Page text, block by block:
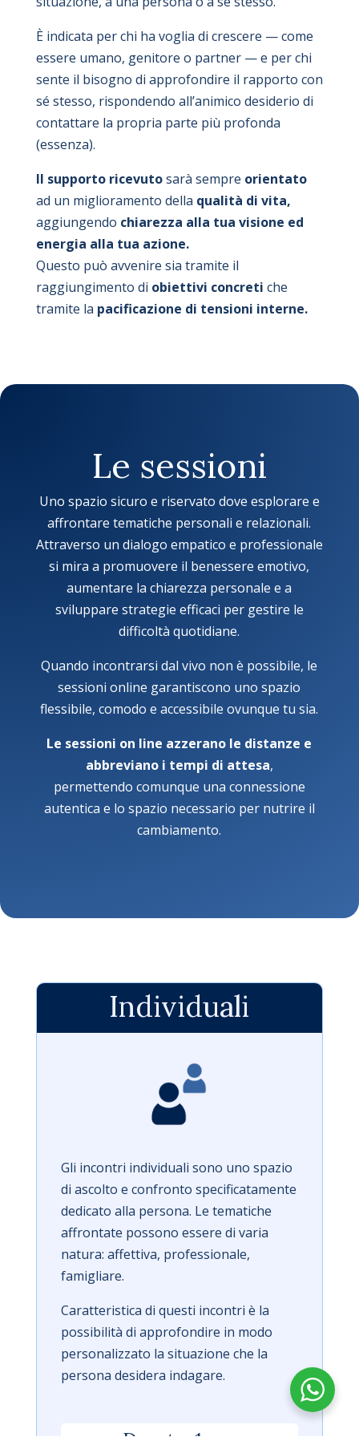
È indicata per chi ha voglia di crescere — come
essere umano, genitore o partner — e per chi
sente il bisogno di approfondire il rapporto con
sé stesso, rispondendo all’animico desiderio di
contattare la propria parte più profonda
(essenza).
Il supporto ricevutosarà sempre orientato
ad un miglioramento della qualità di vita,
aggiungendo chiarezza alla tua visione ed
energia alla tua azione.
Questo può avvenire sia tramite il
raggiungimento di obiettivi concreti che
tramite la pacificazione di tensioni interne.
Le sessioni
Uno spazio sicuro e riservato dove esplorare e
affrontare tematiche personali e relazionali.
Attraverso un dialogo empatico e professionale
si mira a promuovere il benessere emotivo,
aumentare la chiarezza personale e a
sviluppare strategie efficaci per gestire le
difficoltà quotidiane.
Quando incontrarsi dal vivo non è possibile, le
sessioni online garantiscono uno spazio
flessibile, comodo e accessibile ovunque tu sia.
Le sessioni on line azzerano le distanze e
abbreviano i tempi di attesa,
permettendo comunque una connessione
autentica e lo spazio necessario per nutrire il
cambiamento.
Individuali
Gli incontri individuali sono uno spazio
di ascolto e confronto specificatamente
dedicato alla persona. Le tematiche
affrontate possono essere di varia
natura: affettiva, professionale,
famigliare.
Caratteristica di questi incontri è la
possibilità di approfondire in modo
personalizzato la situazione che la
persona desidera indagare.